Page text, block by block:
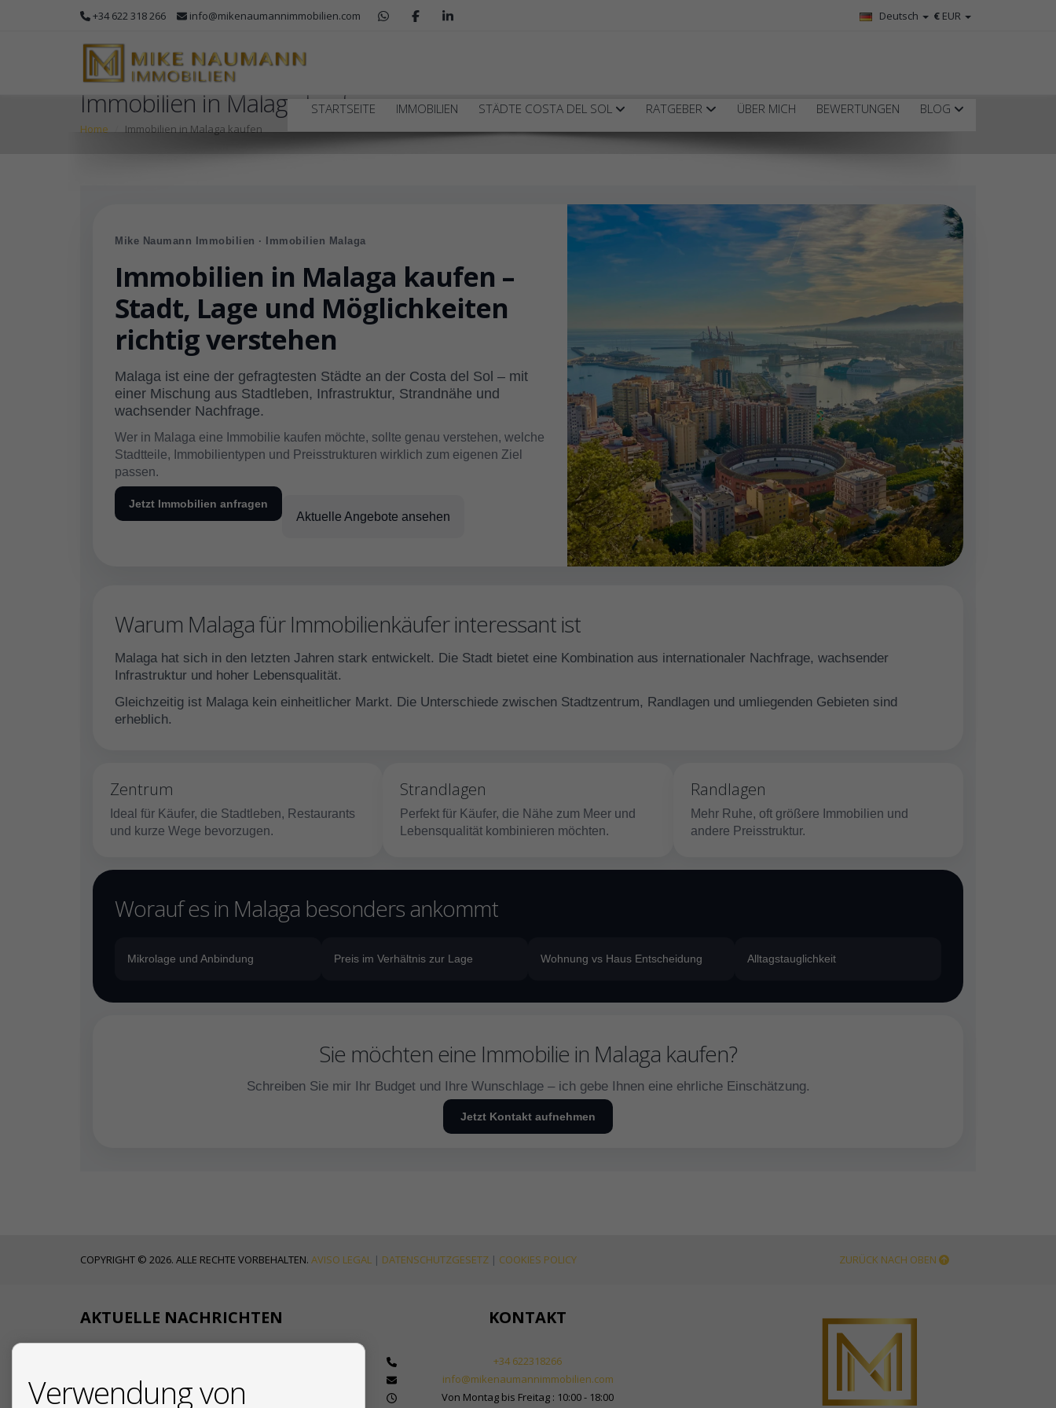
+34 622 318 266 info@mikenaumannimmobilien.com € EUR
Deutsch
STARTSEITE IMMOBILIEN STÄDTE COSTA DEL SOL RATGEBER ÜBER MICH BEWERTUNGEN BLOG
Immobilien in Malaga kaufen
Home Immobilien in Malaga kaufen
Mike Naumann Immobilien · Immobilien Malaga
Immobilien in Malaga kaufen –
Stadt, Lage und Möglichkeiten
richtig verstehen
Malaga ist eine der gefragtesten Städte an der Costa del Sol – mit
einer Mischung aus Stadtleben, Infrastruktur, Strandnähe und
wachsender Nachfrage.
Wer in Malaga eine Immobilie kaufen möchte, sollte genau verstehen, welche
Stadtteile, Immobilientypen und Preisstrukturen wirklich zum eigenen Ziel
passen.
Jetzt Immobilien anfragen
Aktuelle Angebote ansehen
Warum Malaga für Immobilienkäufer interessant ist
Malaga hat sich in den letzten Jahren stark entwickelt. Die Stadt bietet eine Kombination aus internationaler Nachfrage, wachsender
Infrastruktur und hoher Lebensqualität.
Gleichzeitig ist Malaga kein einheitlicher Markt. Die Unterschiede zwischen Stadtzentrum, Randlagen und umliegenden Gebieten sind
erheblich.
Zentrum
Ideal für Käufer, die Stadtleben, Restaurants
und kurze Wege bevorzugen.
Strandlagen
Perfekt für Käufer, die Nähe zum Meer und
Lebensqualität kombinieren möchten.
Randlagen
Mehr Ruhe, oft größere Immobilien und
andere Preisstruktur.
Worauf es in Malaga besonders ankommt
Mikrolage und Anbindung Preis im Verhältnis zur Lage Wohnung vs Haus Entscheidung Alltagstauglichkeit
Sie möchten eine Immobilie in Malaga kaufen?
Schreiben Sie mir Ihr Budget und Ihre Wunschlage – ich gebe Ihnen eine ehrliche Einschätzung.
Jetzt Kontakt aufnehmen
COPYRIGHT © 2026. ALLE RECHTE VORBEHALTEN. AVISO LEGAL | DATENSCHUTZGESETZ | COOKIES POLICY ZURÜCK NACH OBEN
AKTUELLE NACHRICHTEN KONTAKT
+34 622318266
info@mikenaumannimmobilien.com
Von Montag bis Freitag : 10:00 - 18:00
Verwendung von